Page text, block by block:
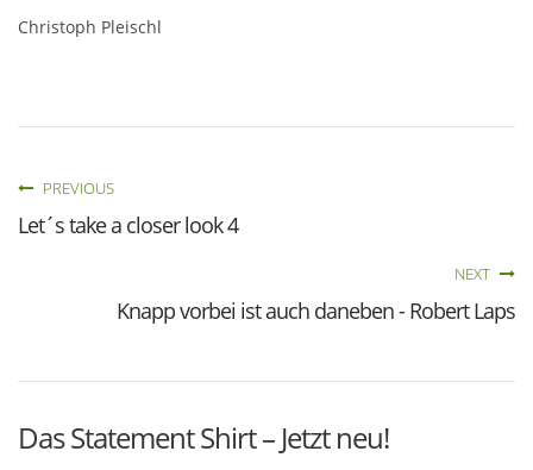
Christoph Pleischl
PREVIOUS
Let´s take a closer look 4
NEXT
Knapp vorbei ist auch daneben - Robert Laps
Das Statement Shirt – Jetzt neu!